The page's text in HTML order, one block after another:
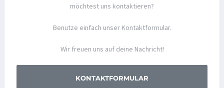
möchtest uns kontaktieren?
Benutze einfach unser Kontaktformular.
Wir freuen uns auf deine Nachricht!
KONTAKTFORMULAR